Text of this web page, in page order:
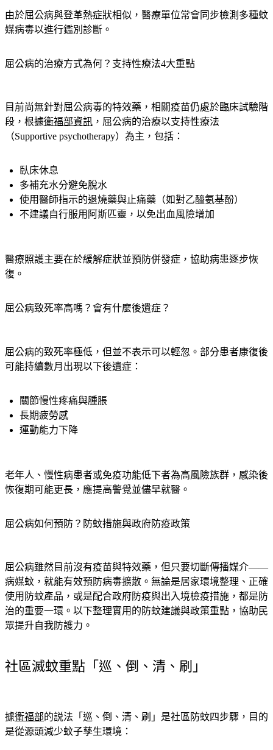
由於屈公病與登革熱症狀相似，醫療單位常會同步檢測多種蚊
媒病毒以進行鑑別診斷。
屈公病的治療方式為何？支持性療法4大重點
目前尚無針對屈公病毒的特效藥，相關疫苗仍處於臨床試驗階
段，根據衛福部資訊 ，屈公病的治療以支持性療法
（Supportive psychotherapy）為主，包括：
臥床休息
多補充水分避免脫水
使用醫師指示的退燒藥與止痛藥（如對乙醯氨基酚）
不建議自行服用阿斯匹靈，以免出血風險增加
醫療照護主要在於緩解症狀並預防併發症，協助病患逐步恢
復。
屈公病致死率高嗎？會有什麼後遺症？
屈公病的致死率極低，但並不表示可以輕忽。部分患者康復後
可能持續數月出現以下後遺症：
關節慢性疼痛與腫脹
長期疲勞感
運動能力下降
老年人、慢性病患者或免疫功能低下者為高風險族群，感染後
恢復期可能更長，應提高警覺並儘早就醫。
屈公病如何預防？防蚊措施與政府防疫政策
屈公病雖然目前沒有疫苗與特效藥，但只要切斷傳播媒介——
病媒蚊，就能有效預防病毒擴散。無論是居家環境整理、正確
使用防蚊產品，或是配合政府防疫與出入境檢疫措施，都是防
治的重要一環。以下整理實用的防蚊建議與政策重點，協助民
眾提升自我防護力。
社區滅蚊重點「巡、倒、清、刷」
據衛福部的説法 「巡、倒、清、刷」 是社區防蚊四步驟，目的
是從源頭減少蚊子孳生環境：